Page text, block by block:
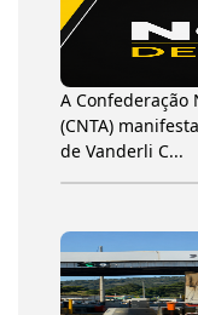
A Confederação
(CNTA)
de Vanderli C...